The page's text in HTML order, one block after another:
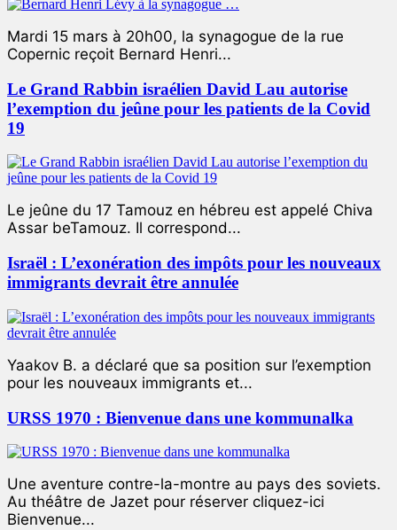
Mardi 15 mars à 20h00, la synagogue de la rue
Copernic reçoit Bernard Henri...
Le Grand Rabbin israélien David Lau autorise
l’exemption du jeûne pour les patients de la Covid
19
Le jeûne du 17 Tamouz en hébreu est appelé Chiva
Assar beTamouz. Il correspond...
Israël : L’exonération des impôts pour les nouveaux
immigrants devrait être annulée
Yaakov B. a déclaré que sa position sur l’exemption
pour les nouveaux immigrants et...
URSS 1970 : Bienvenue dans une kommunalka
Une aventure contre-la-montre au pays des soviets.
Au théâtre de Jazet pour réserver cliquez-ici
Bienvenue...